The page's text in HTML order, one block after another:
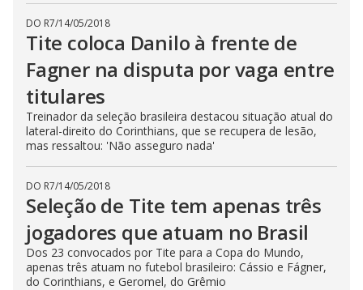
DO R7/14/05/2018
Tite coloca Danilo à frente de
Fagner na disputa por vaga entre
titulares
Treinador da seleção brasileira destacou situação atual do
lateral-direito do Corinthians, que se recupera de lesão,
mas ressaltou: 'Não asseguro nada'
DO R7/14/05/2018
Seleção de Tite tem apenas três
jogadores que atuam no Brasil
Dos 23 convocados por Tite para a Copa do Mundo,
apenas três atuam no futebol brasileiro: Cássio e Fágner,
do Corinthians, e Geromel, do Grêmio